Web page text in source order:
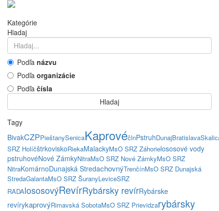
Kategórie
Hladaj
Podľa názvu
Podľa organizácie
Podľa čísla
Hladaj
Tagy
BivakCZPPieštanySenicaKaprovéčlnPstruhDunajBratislava
SRZ HolíčštrkoviskoRiekaMalackyMsO SRZ Záhorielososové vody
pstruhovéNové ZámkyNitraMsO SRZ Nové ZámkyMsO SRZ
NitraKomárnoDunajská StredachovnýTrenčínMsO SRZ Dunajská
StredaGalantaMsO SRZ ŠuranyLeviceSRZ
RADAlososovýRevírRybársky revírRybárske
revírykaprovýRimavská SobotaMsO SRZ Prievidzarybársky